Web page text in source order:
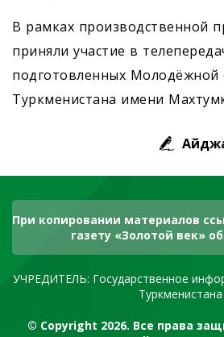
В рамках производственной
приняли участие в
подготовленных Молодёжной
Туркменистана имени
При копировании материалов
газету «Золотой век»
УЧРЕДИТЕЛЬ: Государственное
Туркменистана
© Copyright 2026. Все права